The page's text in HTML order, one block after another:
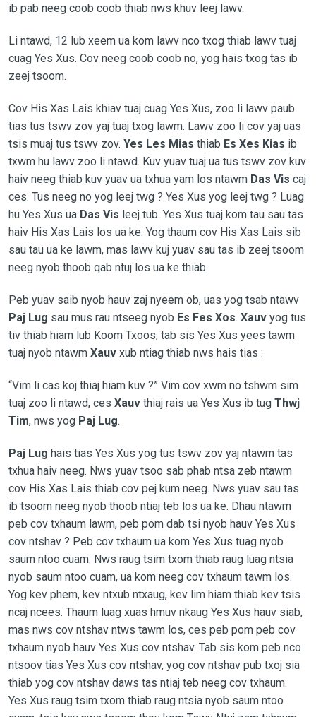
ib pab neeg coob coob thiab nws khuv leej lawv.
Li ntawd, 12 lub xeem ua kom lawv nco txog thiab lawv tuaj
cuag Yes Xus. Cov neeg coob coob no, yog hais txog tas ib
zeej tsoom.
Cov His Xas Lais khiav tuaj cuag Yes Xus, zoo li lawv paub
tias tus tswv zov yaj tuaj txog lawm. Lawv zoo li cov yaj uas
tsis muaj tus tswv zov. Yes Les Mias thiab Es Xes Kias ib
txwm hu lawv zoo li ntawd. Kuv yuav tuaj ua tus tswv zov kuv
haiv neeg thiab kuv yuav ua txhua yam los ntawm Das Vis caj
ces. Tus neeg no yog leej twg ? Yes Xus yog leej twg ? Luag
hu Yes Xus ua Das Vis leej tub. Yes Xus tuaj kom tau sau tas
haiv His Xas Lais los ua ke. Yog thaum cov His Xas Lais sib
sau tau ua ke lawm, mas lawv kuj yuav sau tas ib zeej tsoom
neeg nyob thoob qab ntuj los ua ke thiab.
Peb yuav saib nyob hauv zaj nyeem ob, uas yog tsab ntawv
Paj Lug sau mus rau ntseeg nyob Es Fes Xos. Xauvyog tus
tiv thiab hiam lub Koom Txoos, tab sis Yes Xus yees tawm
tuaj nyob ntawm Xauvxub ntiag thiab nws hais tias :
“Vim li cas koj thiaj hiam kuv ?” Vim cov xwm no tshwm sim
tuaj zoo li ntawd, ces Xauvthiaj rais ua Yes Xus ib tug Thwj
Tim, nws yog Paj Lug.
Paj Lug hais tias Yes Xus yog tus tswv zov yaj ntawm tas
txhua haiv neeg. Nws yuav tsoo sab phab ntsa zeb ntawm
cov His Xas Lais thiab cov pej kum neeg. Nws yuav sau tas
ib tsoom neeg nyob thoob ntiaj teb los ua ke. Dhau ntawm
peb cov txhaum lawm, peb pom dab tsi nyob hauv Yes Xus
cov ntshav ? Peb cov txhaum ua kom Yes Xus tuag nyob
saum ntoo cuam. Nws raug tsim txom thiab raug luag ntsia
nyob saum ntoo cuam, ua kom neeg cov txhaum tawm los.
Yog kev phem, kev ntxub ntxaug, kev lim hiam thiab kev tsis
ncaj ncees. Thaum luag xuas hmuv nkaug Yes Xus hauv siab,
mas nws cov ntshav ntws tawm los, ces peb pom peb cov
txhaum nyob hauv Yes Xus cov ntshav. Tab sis kom peb nco
ntsoov tias Yes Xus cov ntshav, yog cov ntshav pub txoj sia
thiab yog cov ntshav daws tas ntiaj teb neeg cov txhaum.
Yes Xus raug tsim txom thiab raug ntsia nyob saum ntoo